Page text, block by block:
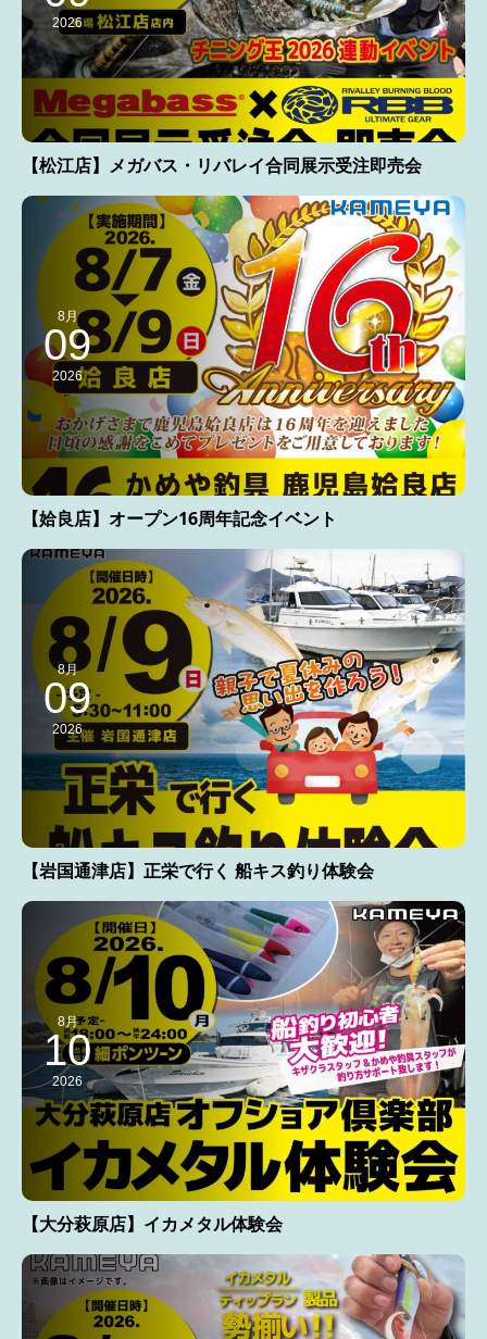
2026
【松江店】メガバス・リバレイ合同展示受注即売会
8月
09
2026
【姶良店】オープン16周年記念イベント
8月
09
2026
【岩国通津店】正栄で行く 船キス釣り体験会
8月
10
2026
【大分萩原店】イカメタル体験会